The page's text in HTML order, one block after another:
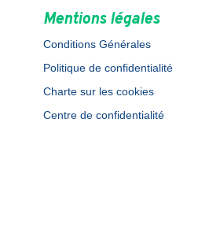
Mentions légales
Conditions Générales
Politique de confidentialité
Charte sur les cookies
Centre de confidentialité